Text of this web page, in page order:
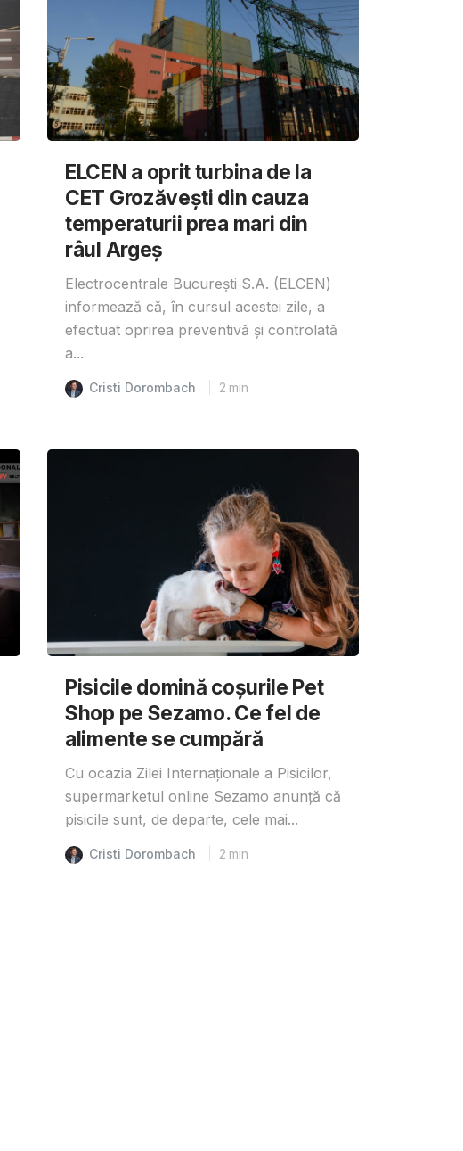
ELCEN a oprit turbina de la
CET Grozăvești din cauza
temperaturii prea mari din
râul Argeș
Electrocentrale București S.A. (ELCEN)
informează că, în cursul acestei zile, a
efectuat oprirea preventivă și controlată
a...
Cristi Dorombach 2 min
Pisicile domină coșurile Pet
Shop pe Sezamo. Ce fel de
alimente se cumpără
Cu ocazia Zilei Internaționale a Pisicilor,
supermarketul online Sezamo anunță că
pisicile sunt, de departe, cele mai...
Cristi Dorombach 2 min